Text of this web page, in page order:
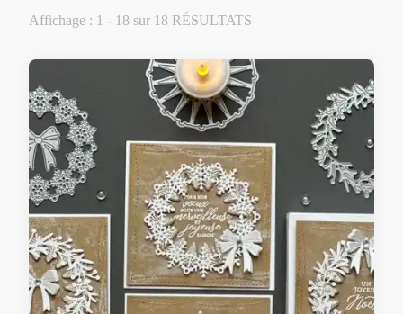
Affichage : 1 - 18 sur 18 RÉSULTATS